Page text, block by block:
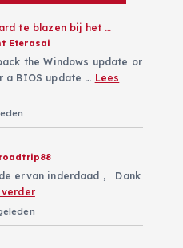
te blazen bij het …
Eterasai
the Windows update or
a BIOS update … Lees
ervan inderdaad , Dank
verder